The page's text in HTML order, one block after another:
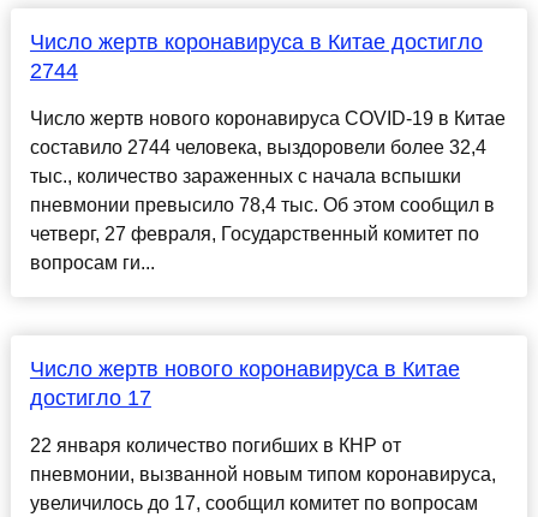
Число жертв коронавируса в Китае достигло
2744
Число жертв нового коронавируса COVID-19 в Китае
составило 2744 человека, выздоровели более 32,4
тыс., количество зараженных с начала вспышки
пневмонии превысило 78,4 тыс. Об этом сообщил в
четверг, 27 февраля, Государственный комитет по
вопросам ги...
Число жертв нового коронавируса в Китае
достигло 17
22 января количество погибших в КНР от
пневмонии, вызванной новым типом коронавируса,
увеличилось до 17, сообщил комитет по вопросам